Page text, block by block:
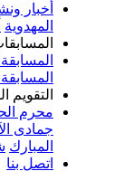
ونشاطات المركز
أخبار
المهدوية
الأولى
الرابعة
المهدوي
الحرام
صفر
رجب
شوال المكرّم